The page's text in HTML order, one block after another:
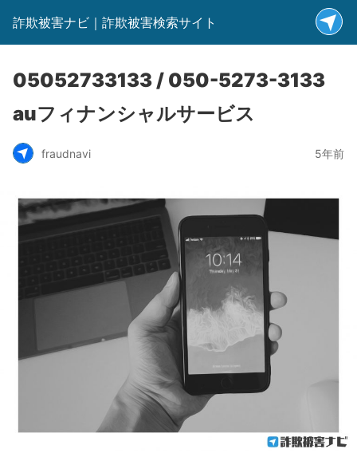
詐欺被害ナビ｜詐欺被害検索サイト
05052733133 / 050-5273-3133
auフィナンシャルサービス
fraudnavi 5年前